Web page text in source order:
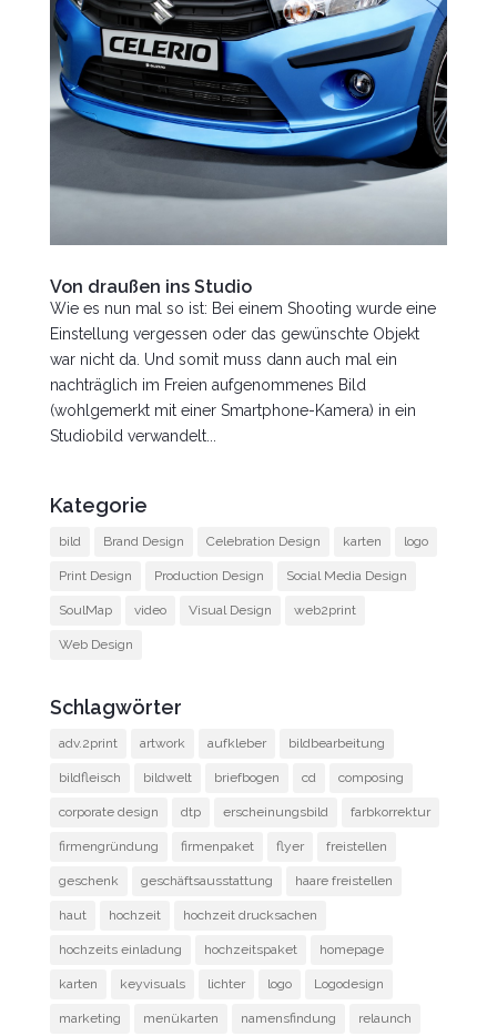
Von draußen ins Studio
Wie es nun mal so ist: Bei einem Shooting wurde eine
Einstellung vergessen oder das gewünschte Objekt
war nicht da. Und somit muss dann auch mal ein
nachträglich im Freien aufgenommenes Bild
(wohlgemerkt mit einer Smartphone-Kamera) in ein
Studiobild verwandelt...
Kategorie
bild Brand Design Celebration Design karten logo
Print Design Production Design Social Media Design
SoulMap video Visual Design web2print
Web Design
Schlagwörter
adv.2print artwork aufkleber bildbearbeitung
bildfleisch bildwelt briefbogen cd composing
corporate design dtp erscheinungsbild farbkorrektur
firmengründung firmenpaket flyer freistellen
geschenk geschäftsausstattung haare freistellen
haut hochzeit hochzeit drucksachen
hochzeits einladung hochzeitspaket homepage
karten keyvisuals lichter logo Logodesign
marketing menükarten namensfindung relaunch